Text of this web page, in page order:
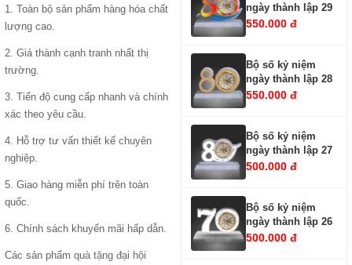
1. Toàn bộ sản phẩm hàng hóa chất
lượng cao.
2. Giá thành cạnh tranh nhất thị
trường.
3. Tiến độ cung cấp nhanh và chính
xác theo yêu cầu.
4. Hỗ trợ tư vấn thiết kế chuyên
nghiệp.
5. Giao hàng miễn phí trên toàn
quốc.
6. Chính sách khuyến mãi hấp dẫn.
Các sản phẩm quà tặng đại hội
ngày thành lập 29
550.000 đ
Bộ số kỷ niệm
ngày thành lập 28
550.000 đ
Bộ số kỷ niệm
ngày thành lập 27
500.000 đ
Bộ số kỷ niệm
ngày thành lập 26
500.000 đ